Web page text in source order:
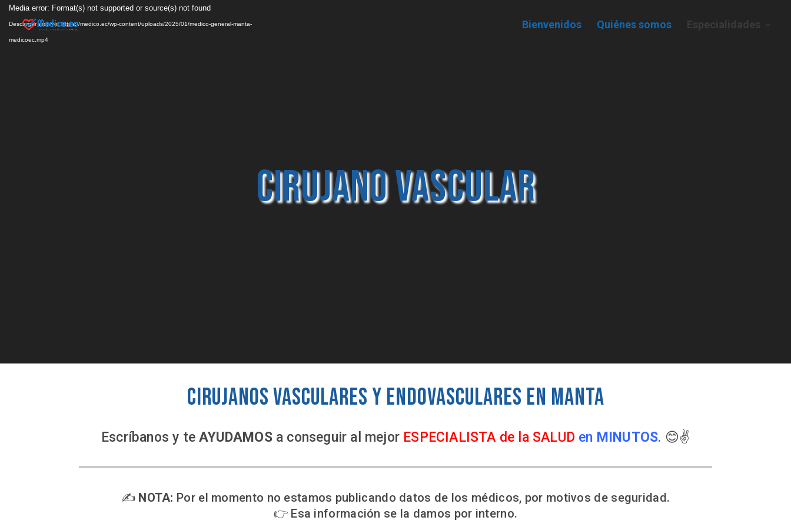
Bienvenidos Quiénes somos Especialidades
Reproductor
de
vídeo
Media error: Format(s) not supported or source(s) not found
Descargar archivo: https://medico.ec/wp-content/uploads/2025/01/medico-general-manta-
medicoec.mp4
Cirujano Vascular
Cirujanos Vasculares y Endovasculares en Manta
Escríbanos y teAYUDAMOSa conseguir al mejor ESPECIALISTA de la SALUD en MINUTOS. 😊✌️
✍️ NOTA: Por el momento no estamos publicando datos de los médicos, por motivos de seguridad.
👉 Esa información se la damos por interno.